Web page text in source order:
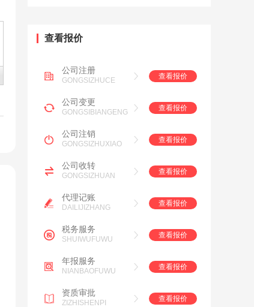
查看报价
公司注册
GONGSIZHUCE
查看报价
公司变更
GONGSIBIANGENG
查看报价
公司注销
GONGSIZHUXIAO
查看报价
公司收转
GONGSIZHUAN
查看报价
代理记账
DAILIJIZHANG
查看报价
税务服务
SHUIWUFUWU
查看报价
年报服务
NIANBAOFUWU
查看报价
资质审批
ZIZHISHENPI
查看报价